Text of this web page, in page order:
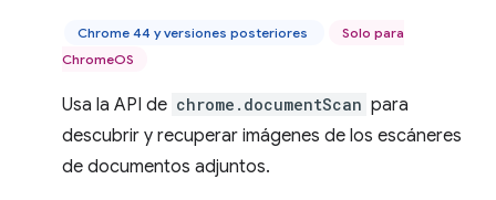
Chrome 44 y versiones posteriores
Solo para
ChromeOS
Usa la API de chrome.documentScan para
descubrir y recuperar imágenes de los escáneres
de documentos adjuntos.